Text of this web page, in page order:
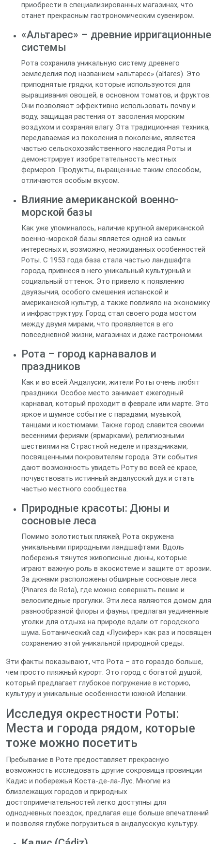
приобрести в специализированных магазинах, что
станет прекрасным гастрономическим сувениром.
«Альтарес» – древние ирригационные
системы
Рота сохранила уникальную систему древнего
земледелия под названием «альтарес» (altares). Это
приподнятые грядки, которые используются для
выращивания овощей, в основном томатов, и фруктов.
Они позволяют эффективно использовать почву и
воду, защищая растения от засоления морским
воздухом и сохраняя влагу. Эта традиционная техника,
передаваемая из поколения в поколение, является
частью сельскохозяйственного наследия Роты и
демонстрирует изобретательность местных
фермеров. Продукты, выращенные таким способом,
отличаются особым вкусом.
Влияние американской военно-
морской базы
Как уже упоминалось, наличие крупной американской
военно-морской базы является одной из самых
интересных и, возможно, неожиданных особенностей
Роты. С 1953 года база стала частью ландшафта
города, привнеся в него уникальный культурный и
социальный оттенок. Это привело к появлению
двуязычия, особого смешения испанской и
американской культур, а также повлияло на экономику
и инфраструктуру. Город стал своего рода мостом
между двумя мирами, что проявляется в его
повседневной жизни, магазинах и даже гастрономии.
Рота – город карнавалов и
праздников
Как и во всей Андалусии, жители Роты очень любят
праздники. Особое место занимает ежегодный
карнавал, который проходит в феврале или марте. Это
яркое и шумное событие с парадами, музыкой,
танцами и костюмами. Также город славится своими
весенними фериями (ярмарками), религиозными
шествиями на Страстной неделе и праздниками,
посвященными покровителям города. Эти события
дают возможность увидеть Роту во всей её красе,
почувствовать истинный андалусский дух и стать
частью местного сообщества.
Природные красоты: Дюны и
сосновые леса
Помимо золотистых пляжей, Рота окружена
уникальными природными ландшафтами. Вдоль
побережья тянутся живописные дюны, которые
играют важную роль в экосистеме и защите от эрозии.
За дюнами расположены обширные сосновые леса
(Pinares de Rota), где можно совершать пешие и
велосипедные прогулки. Эти леса являются домом для
разнообразной флоры и фауны, предлагая уединенные
уголки для отдыха на природе вдали от городского
шума. Ботанический сад «Лусифер» как раз и посвящен
сохранению этой уникальной природной среды.
Эти факты показывают, что Рота – это гораздо больше,
чем просто пляжный курорт. Это город с богатой душой,
который предлагает глубокое погружение в историю,
культуру и уникальные особенности южной Испании.
Исследуя окрестности Роты:
Места и города рядом, которые
тоже можно посетить
Пребывание в Роте предоставляет прекрасную
возможность исследовать другие сокровища провинции
Кадис и побережья Коста-де-ла-Лус. Многие из
близлежащих городов и природных
достопримечательностей легко доступны для
однодневных поездок, предлагая еще больше впечатлений
и позволяя глубже погрузиться в андалусскую культуру.